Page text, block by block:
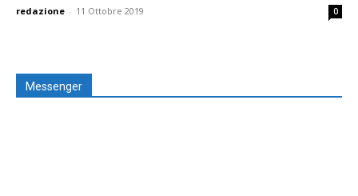
redazione - 11 Ottobre 2019 0
Messenger